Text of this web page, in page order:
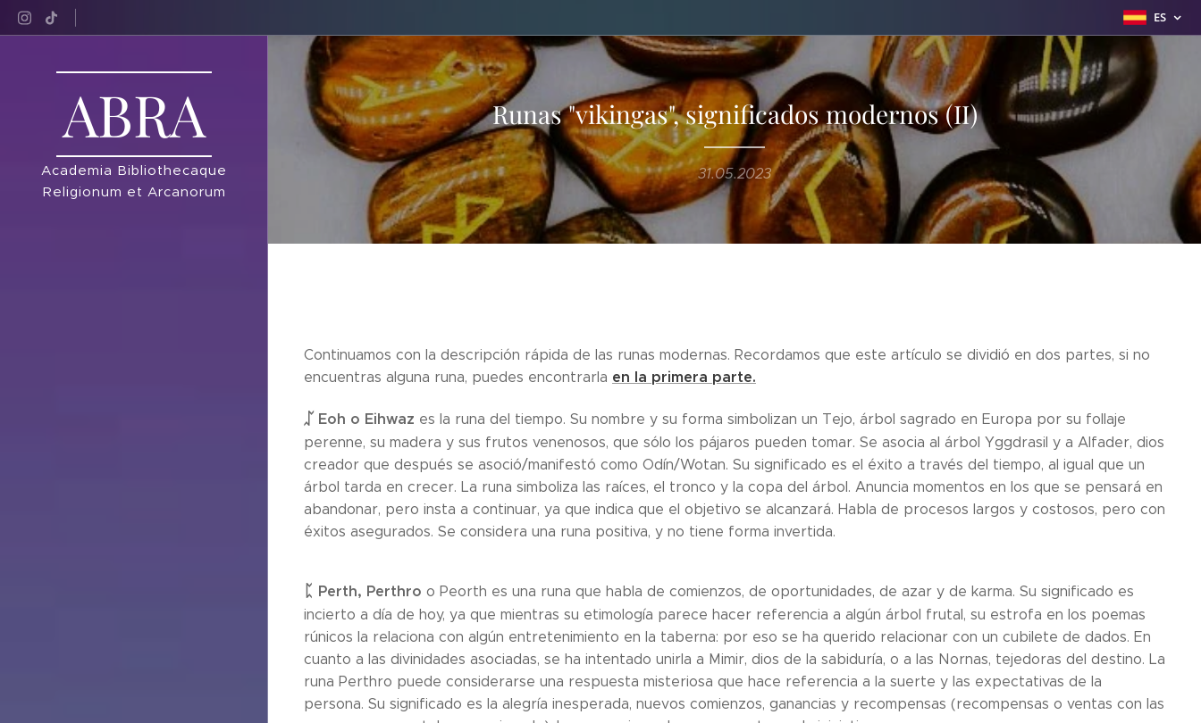
ES
ABRA
Academia Bibliothecaque
Religionum et Arcanorum
Runas "vikingas", significados modernos (II)
31.05.2023
Continuamos con la descripción rápida de las runas modernas. Recordamos que este artículo se dividió en dos partes, si no
encuentras alguna runa, puedes encontrarla en la primera parte.
ᛢ Eoh o Eihwaz es la runa del tiempo. Su nombre y su forma simbolizan un Tejo, árbol sagrado en Europa por su follaje
perenne, su madera y sus frutos venenosos, que sólo los pájaros pueden tomar. Se asocia al árbol Yggdrasil y a Alfader, dios
creador que después se asoció/manifestó como Odín/Wotan. Su significado es el éxito a través del tiempo, al igual que un
árbol tarda en crecer. La runa simboliza las raíces, el tronco y la copa del árbol. Anuncia momentos en los que se pensará en
abandonar, pero insta a continuar, ya que indica que el objetivo se alcanzará. Habla de procesos largos y costosos, pero con
éxitos asegurados. Se considera una runa positiva, y no tiene forma invertida.
ᛈ Perth, Perthro o Peorth es una runa que habla de comienzos, de oportunidades, de azar y de karma. Su significado es
incierto a día de hoy, ya que mientras su etimología parece hacer referencia a algún árbol frutal, su estrofa en los poemas
rúnicos la relaciona con algún entretenimiento en la taberna: por eso se ha querido relacionar con un cubilete de dados. En
cuanto a las divinidades asociadas, se ha intentado unirla a Mimir, dios de la sabiduría, o a las Nornas, tejedoras del destino. La
runa Perthro puede considerarse una respuesta misteriosa que hace referencia a la suerte y las expectativas de la
persona. Su significado es la alegría inesperada, nuevos comienzos, ganancias y recompensas (recompensas o ventas con las